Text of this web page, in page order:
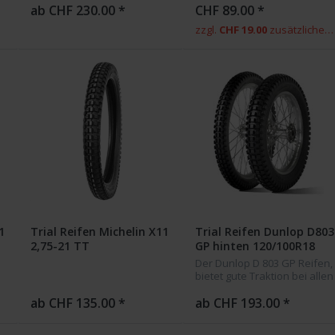
fahren.
ab CHF 230.00 * CHF 89.00 *
zzgl. CHF 19.00zusätzlicher Versandgebühr
Trial Reifen Michelin X11
2,75-21 TT
ab CHF 135.00 *
Trial Reifen Dunlop D803
GP hinten 120/100R18
Tubeless
Der Dunlop D 803 GP Reifen,
bietet gute Traktion bei allen
ab CHF 193.00 *